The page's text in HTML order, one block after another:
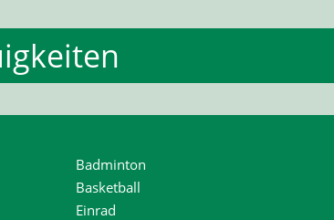
Badminton
Basketball
Einrad